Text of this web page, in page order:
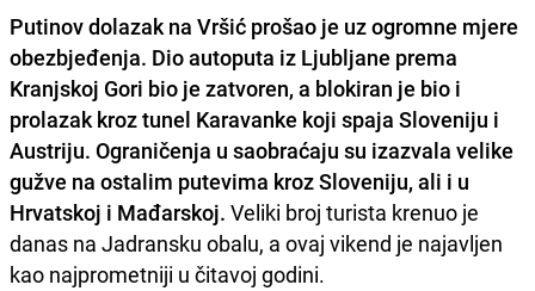
Putinov dolazak na Vršić prošao je uz ogromne mjere
obezbjeđenja. Dio autoputa iz Ljubljane prema
Kranjskoj Gori bio je zatvoren, a blokiran je bio i
prolazak kroz tunel Karavanke koji spaja Sloveniju i
Austriju. Ograničenja u saobraćaju su izazvala velike
gužve na ostalim putevima kroz Sloveniju, ali i u
Hrvatskoj i Mađarskoj. Veliki broj turista krenuo je
danas na Jadransku obalu, a ovaj vikend je najavljen
kao najprometniji u čitavoj godini.